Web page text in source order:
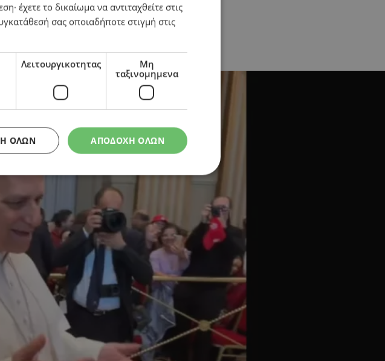
έχετε το δικαίωμα να αντιταχθείτε στις
σας οποιαδήποτε στιγμή στις
Λειτουργικοτητας
Μη
ταξινομημενα
ΑΠΟΔΟΧΗ ΟΛΩΝ
ΌΛΩΝ